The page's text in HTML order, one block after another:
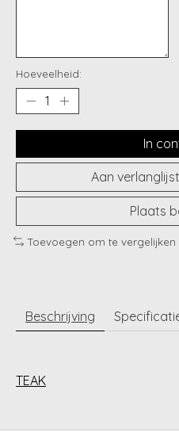
Hoeveelheid:
In
Aan
Plaats
Toevoegen om te vergelijken
Beschrijving
TEAK